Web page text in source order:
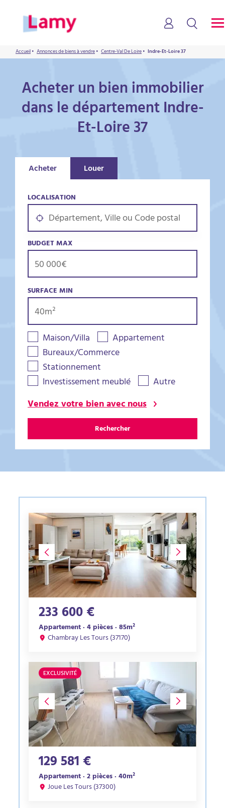
Accueil• Annonces de biens à vendre• Centre-Val De Loire• Indre-Et-Loire 37
Acheter un bien immobilier
dans le département Indre-
Et-Loire 37
Acheter Louer
LOCALISATION
BUDGET MAX
SURFACE MIN
Maison/Villa
Appartement
Bureaux/Commerce
Stationnement
Investissement meublé
Autre
Vendez votre bien avec nous
Rechercher
233 600 €
Appartement · 4 pièces · 85m²
Chambray Les Tours (37170)
EXCLUSIVITÉ
129 581 €
Appartement · 2 pièces · 40m²
Joue Les Tours (37300)